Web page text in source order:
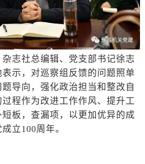
社总编辑、党支部书记徐志
示，对巡察组反馈的问题照单
导向，强化政治担当和整改自
程作为改进工作作风、提升工
板，查漏项，以更加优异的成
立100周年。